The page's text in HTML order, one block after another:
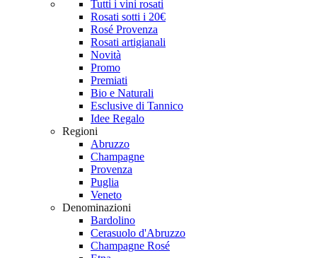
Tutti i vini rosati
Rosati sotti i 20€
Rosé Provenza
Rosati artigianali
Novità
Promo
Premiati
Bio e Naturali
Esclusive di Tannico
Idee Regalo
Regioni
Abruzzo
Champagne
Provenza
Puglia
Veneto
Denominazioni
Bardolino
Cerasuolo d'Abruzzo
Champagne Rosé